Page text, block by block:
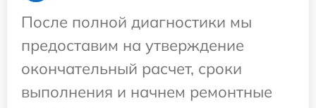
После полной диагностики мы
предоставим на утверждение
окончательный расчет, сроки
выполнения и начнем ремонтные